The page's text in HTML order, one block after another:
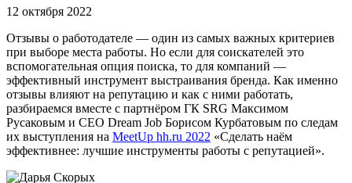
12 октября 2022
Отзывы о работодателе — один из самых важных критериев
при выборе места работы. Но если для соискателей это
вспомогательная опция поиска, то для компаний —
эффективный инструмент выстраивания бренда. Как именно
отзывы влияют на репутацию и как с ними работать,
разбираемся вместе с партнёром ГК SRG Максимом
Русаковым и CEO Dream Job Борисом Курбатовым по следам
их выступления на MeetUp hh.ru 2022 «Сделать наём
эффективнее: лучшие инструменты работы с репутацией».